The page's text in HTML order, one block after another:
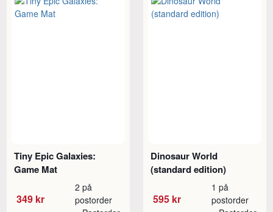
Tiny Epic Galaxies:
Game Mat
349 kr
2 på
postorder
Dinosaur World
(standard edition)
595 kr
1 på
postorder